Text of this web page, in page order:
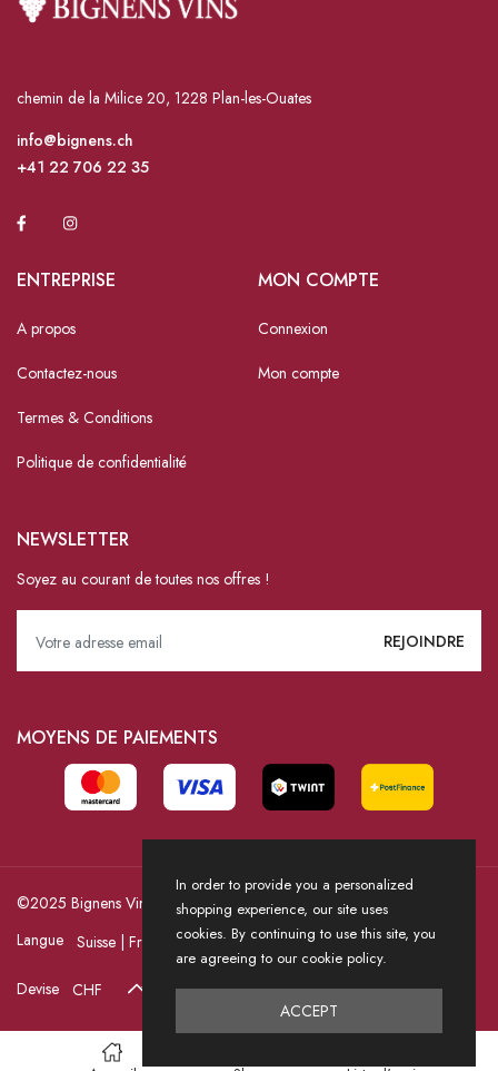
chemin de la Milice 20, 1228 Plan-les-Ouates
info@bignens.ch
+41 22 706 22 35
ENTREPRISE
A propos
Contactez-nous
Termes & Conditions
Politique de confidentialité
MON COMPTE
Connexion
Mon compte
NEWSLETTER
Soyez au courant de toutes nos offres !
MOYENS DE PAIEMENTS
©2025 Bignens Vins / Powered by HICASS
Langue
Devise
In order to provide you a personalized
shopping experience, our site uses
cookies. By continuing to use this site, you
are agreeing to our cookie policy.
ACCEPT